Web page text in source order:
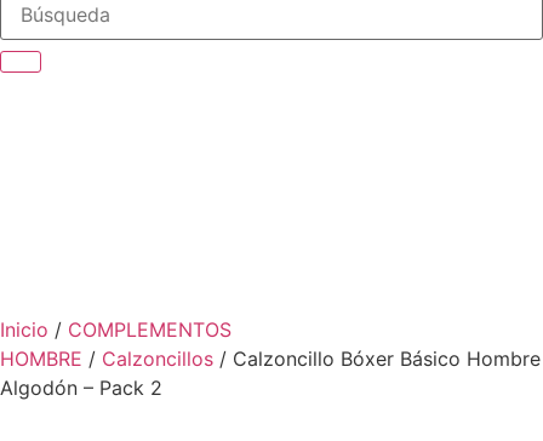
Inicio / COMPLEMENTOS
HOMBRE / Calzoncillos / Calzoncillo Bóxer Básico Hombre
Algodón – Pack 2